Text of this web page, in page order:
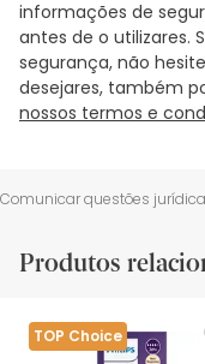
informações de
antes de o utilizares.
segurança, não
desejares, também
nossos termos e
Comunicar questões
Produtos
TOP Choice